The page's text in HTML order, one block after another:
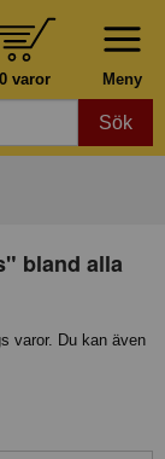
Meny
0 varor
Sök
bland alla
varor. Du kan även